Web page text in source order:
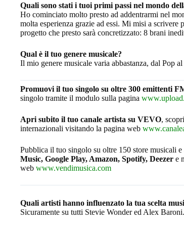
Quali sono stati i tuoi primi passi nel mondo
Ho cominciato molto presto ad addentrarmi nel
molta esperienza grazie ad essi. Mi misi a
progetto che presto sarà concretizzato: 8 brani
Qual è il tuo genere musicale?
Il mio genere musicale varia abbastanza, dal Pop
Promuovi il tuo singolo su oltre 300 emittenti
singolo tramite il modulo sulla pagina
Apri subito il tuo canale artista su VEVO,
internazionali visitando la pagina web
Pubblica il tuo singolo su oltre 150 store musicali
Music, Google Play, Amazon, Spotify, Deezer e
web www.vendimusica.com
Quali artisti hanno influenzato la tua scelta
Sicuramente su tutti Stevie Wonder ed Alex Baroni.